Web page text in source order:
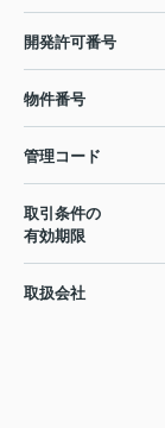
開発許可番号
物件番号
管理コード
取引条件の
有効期限
取扱会社